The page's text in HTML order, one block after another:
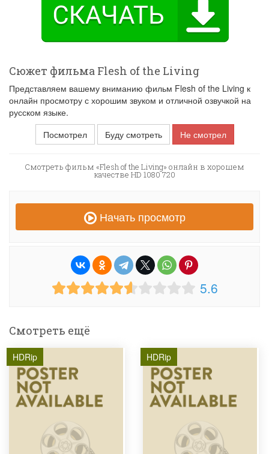
Сюжет фильма Flesh of the Living
Представляем вашему вниманию фильм Flesh of the Living к
онлайн просмотру с хорошим звуком и отличной озвучкой на
русском языке.
Посмотрел
Буду смотреть Не смотрел
Смотреть фильм «Flesh of the Living» онлайн в хорошем
качестве HD 1080 720
Начать просмотр
5.6
Смотреть ещё
HDRip HDRip